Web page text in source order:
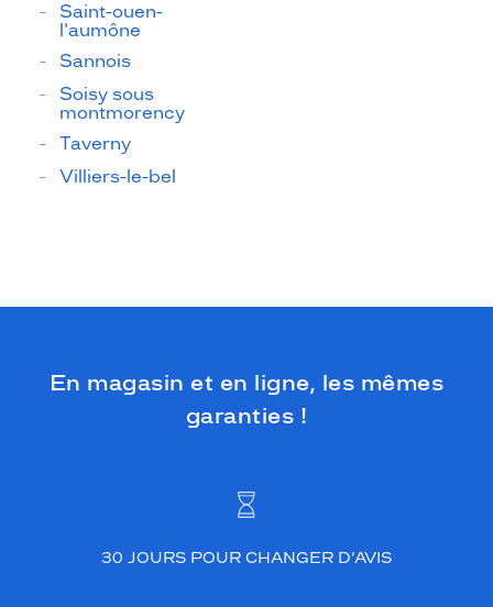
Saint-ouen-
l'aumône
Sannois
Soisy sous
montmorency
Taverny
Villiers-le-bel
En magasin et en ligne, les mêmes
garanties !
30 JOURS POUR CHANGER D’AVIS